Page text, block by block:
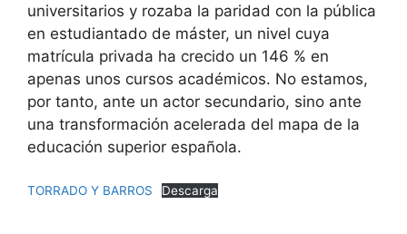
universitarios y rozaba la paridad con la pública
en estudiantado de máster, un nivel cuya
matrícula privada ha crecido un 146 % en
apenas unos cursos académicos. No estamos,
por tanto, ante un actor secundario, sino ante
una transformación acelerada del mapa de la
educación superior española.
TORRADO Y BARROS Descarga